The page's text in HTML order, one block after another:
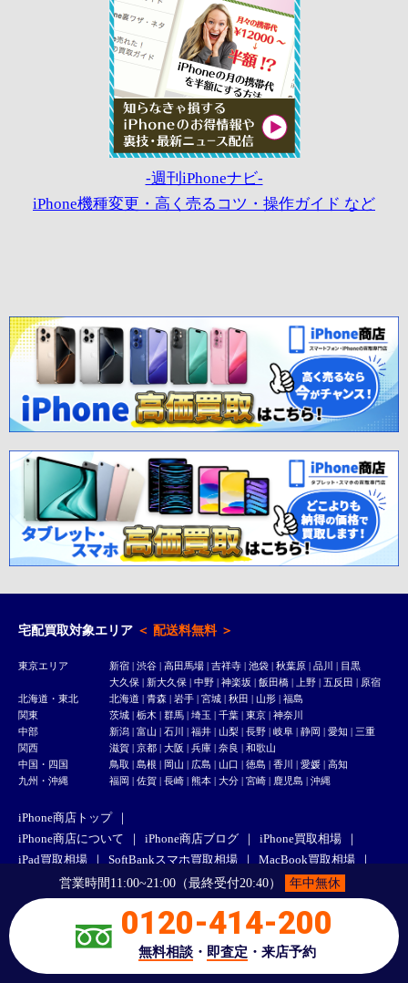
-週刊iPhoneナビ-
iPhone機種変更・高く売るコツ・操作ガイド など
宅配買取対象エリア ＜ 配送料無料 ＞
東京エリア 新宿 | 渋谷 | 高田馬場 | 吉祥寺 | 池袋 | 秋葉原 | 品川 | 目黒
大久保 | 新大久保 | 中野 | 神楽坂 | 飯田橋 | 上野 | 五反田 | 原宿
北海道・東北
北海道 | 青森 | 岩手 | 宮城 | 秋田 | 山形 | 福島
関東
茨城 | 栃木 | 群馬 | 埼玉 | 千葉 | 東京 | 神奈川
中部
新潟 | 富山 | 石川 | 福井 | 山梨 | 長野 | 岐阜 | 静岡 | 愛知 | 三重
関西
滋賀 | 京都 | 大阪 | 兵庫 | 奈良 | 和歌山
中国・四国
鳥取 | 島根 | 岡山 | 広島 | 山口 | 徳島 | 香川 | 愛媛 | 高知
九州・沖縄
福岡 | 佐賀 | 長崎 | 熊本 | 大分 | 宮崎 | 鹿児島 | 沖縄
iPhone商店トップ
iPhone商店について
iPhone商店ブログ
iPhone買取相場
iPad買取相場
SoftBankスマホ買取相場
MacBook買取相場
店舗一覧
渋谷道玄坂店
新宿高田馬場駅前店
宅配買取の流れ
お支払い・ご配送について
宅配買取Q&A
オンライン査定 お問い合わせ よくあるご質問
Copyright (C) 2026高価・スピード買取のiPhone商店 All Rights Reserved.
営業時間11:00~21:00（最終受付20:40） 年中無休
0120-414-200
無料相談・ 即査定 ・来店予約